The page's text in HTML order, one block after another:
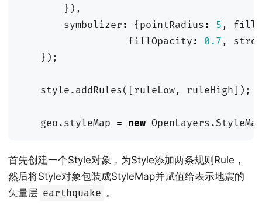
}),
symbolizer : { pointRadius : 5 ,
fillOpacity : 0.7 ,
});
style . addRules([ ruleLow, ruleHigh ]);
geo . styleMap = new OpenLayers . StyleMap
首先创建一个Style对象，为Style添加两条规则Rule，
然后将Style对象包装成StyleMap并赋值给表示地震的
矢量层 earthquake 。